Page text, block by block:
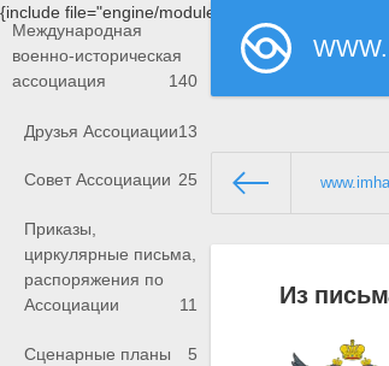
{include file="engine/modules/saperu/head.php"}
Международная
военно-историческая
ассоциация
140
Друзья Ассоциации13
Совет Ассоциации 25
Приказы,
циркулярные письма,
распоряжения по
Ассоциации
11
Сценарные планы 5
Из